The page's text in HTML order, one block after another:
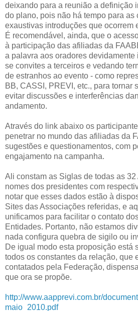
deixando para a reunião a definição
do plano, pois não há tempo para as
exaustivas introduções que ocorrem
É recomendável, ainda, que o
à participação das afiliadas da
a palavra aos oradores
se convites a terceiros e vedando
de estranhos ao evento - como
BB, CASSI, PREVI, etc., para tornar
evitar discussões e interferências
andamento.
Através do link abaixo os
penetrar no mundo das afiliadas da
sugestões e questionamentos, com
engajamento na campanha.
Ali constam as Siglas de todas as
nomes dos presidentes com
notar que esses dados estão à
Sites das Associações referidas, e
unificamos para facilitar o contato
Entidades. Portanto, não estamos
nada configura quebra de sigilo ou
De igual modo esta proposição está
todos os constantes da relação, que
contatados pela Federação,
que ora se propõe.
http://www.aapprevi.com.br/
maio_2010.pdf